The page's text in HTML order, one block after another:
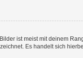
ist meist mit deinem
Es handelt sich